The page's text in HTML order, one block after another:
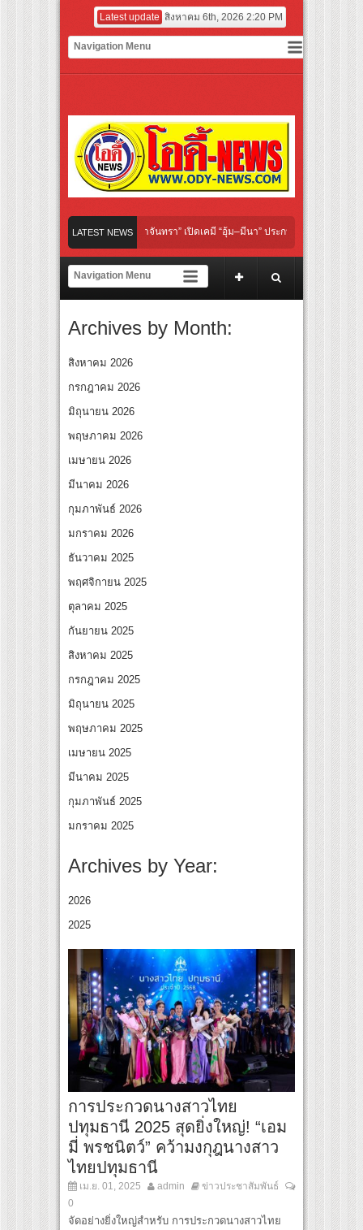
Latest update สิงหาคม 6th, 2026 2:20 PM
LATEST NEWS
Her Rules ใต้เงาจันทรา” เปิดเคมี “อุ้ม–มีนา” ประกบคู่ครั้งสำคัญ ชวนแฟนปักหมุด
ย เลิกเงียบ เลิกชะล่าใจ” เรื่อง HPV ในแคมเปญ “HPV ไม่เป็นไร…ไม่ได้”
สู่ทีมชาติไทย ชวนแฟนลูกยางใกล้ชิดนักตบสาวทีมชาติไทย 15 ส.ค.นี้
บโลก “ปู่ม่านย่าม่าน” เรียนรู้นวัตกรรมผักเชียงดาใน “หอมแผ่นดินฯ”
‘คุณยายวรนาฏ’ (INHERIT) เตรียมคายตะขาบหนังไทยในรอบปฐมทัศน์โลก ณ เทศก
สุดชีวิต โกนหัวรับบทแม่ชี นำทีมนักแสดงประชันความสยอง!
Her Rules ใต้เงาจันทรา” เปิดเคมี “อุ้ม–มีนา” ประกบคู่ครั้งสำคัญ ชวนแฟนปักหมุด
Archives by Month:
สิงหาคม 2026
กรกฎาคม 2026
มิถุนายน 2026
พฤษภาคม 2026
เมษายน 2026
มีนาคม 2026
กุมภาพันธ์ 2026
มกราคม 2026
ธันวาคม 2025
พฤศจิกายน 2025
ตุลาคม 2025
กันยายน 2025
สิงหาคม 2025
กรกฎาคม 2025
มิถุนายน 2025
พฤษภาคม 2025
เมษายน 2025
มีนาคม 2025
กุมภาพันธ์ 2025
มกราคม 2025
Archives by Year:
2026
2025
การประกวดนางสาวไทย
ปทุมธานี 2025 สุดยิ่งใหญ่! “เอม
มี่ พรชนิตว์” คว้ามงกุฎนางสาว
ไทยปทุมธานี
เม.ย. 01, 2025 admin
ข่าวประชาสัมพันธ์
0
จัดอย่างยิ่งใหญ่สำหรับ การประกวดนางสาวไทย